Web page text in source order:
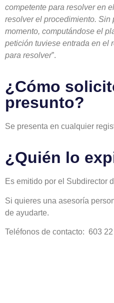
competente para resolver en
resolver el procedimiento.
momento, computándose el
petición tuviese entrada en el
para resolver”.
¿Cómo
presunto?
Se presenta en cualquier
¿Quién lo
Es emitido por el Subdirector
Si quieres una asesoría
de ayudarte.
Teléfonos de contacto: 603